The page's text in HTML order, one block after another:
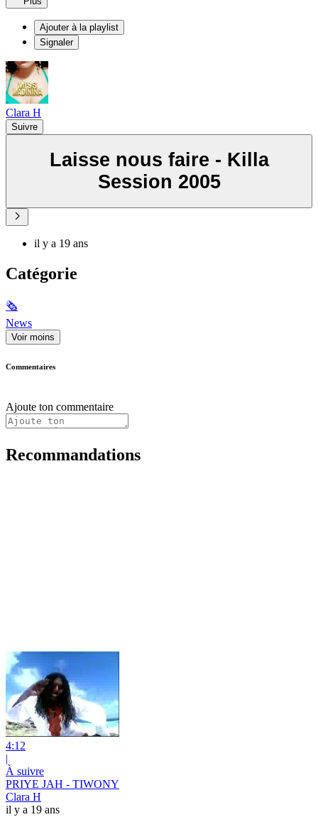
Ajouter à la playlist
Signaler
Clara H
Suivre
Laisse nous faire - Killa
Session 2005
il y a 19 ans
Catégorie
🗞
News
Voir moins
Commentaires
Ajoute ton commentaire
Recommandations
4:12
|
À suivre
PRIYE JAH - TIWONY
Clara H
il y a 19 ans